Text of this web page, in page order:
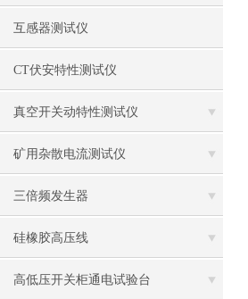
互感器测试仪
CT伏安特性测试仪
真空开关动特性测试仪
矿用杂散电流测试仪
三倍频发生器
硅橡胶高压线
高低压开关柜通电试验台